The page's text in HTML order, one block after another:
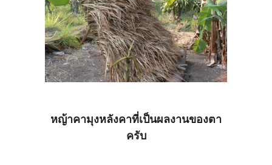
หญ้าคามุงหลังคาที่เป็นผลงานของตา
ครับ